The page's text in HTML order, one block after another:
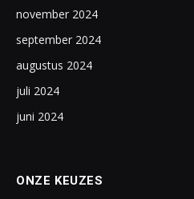
november 2024
september 2024
augustus 2024
juli 2024
juni 2024
ONZE KEUZES